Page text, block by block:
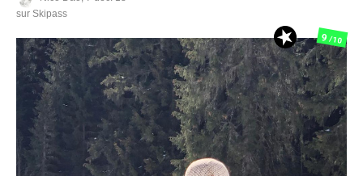
sur Skipass
9/10